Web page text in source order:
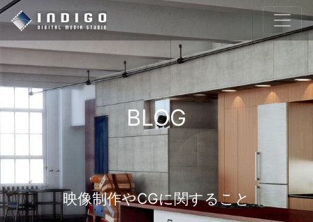
BLOG
映像制作やCGに関すること